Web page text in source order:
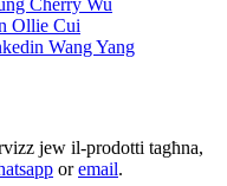
jew il-prodotti tagħna,
oremail.